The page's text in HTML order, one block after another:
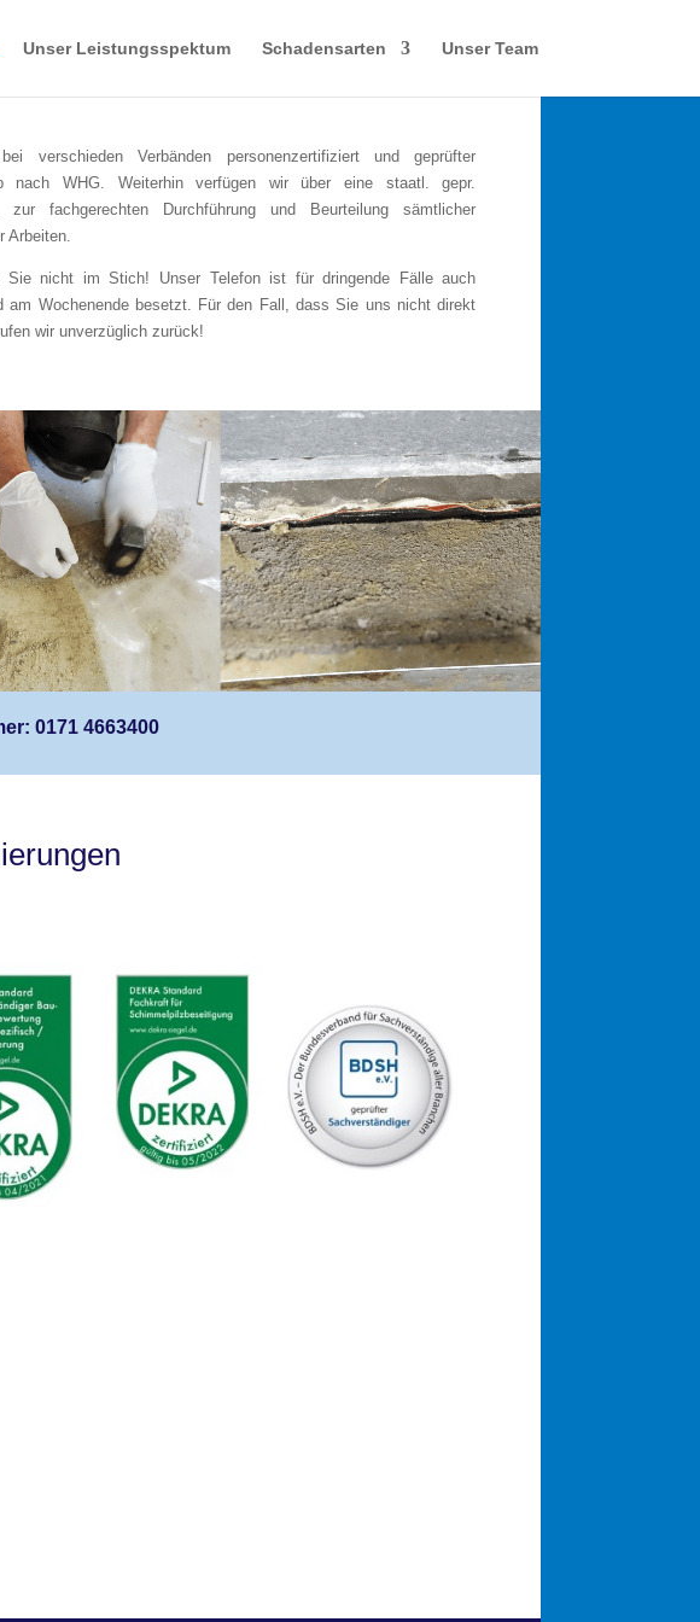
Unser Leistungsspektum Schadensarten Unser Team
verschieden Verbänden personenzertifiziert und geprüfter
nach WHG. Weiterhin verfügen wir über eine staatl. gepr.
zur fachgerechten Durchführung und Beurteilung sämtlicher
Arbeiten.
Sie nicht im Stich! Unser Telefon ist für dringende Fälle auch
am Wochenende besetzt. Für den Fall, dass Sie uns nicht direkt
wir unverzüglich zurück!
0171 4663400